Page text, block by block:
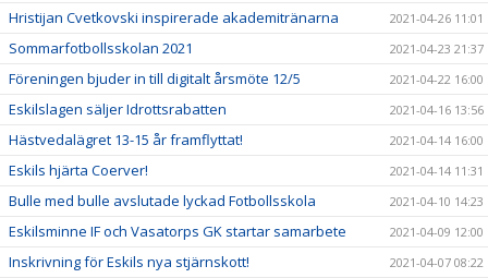
Hristijan Cvetkovski inspirerade akademitränarna 2021-04-26 11:01
Sommarfotbollsskolan 2021 2021-04-23 21:37
Föreningen bjuder in till digitalt årsmöte 12/5 2021-04-22 16:00
Eskilslagen säljer Idrottsrabatten 2021-04-16 13:56
Hästvedalägret 13-15 år framflyttat! 2021-04-14 16:00
Eskils hjärta Coerver! 2021-04-14 11:31
Bulle med bulle avslutade lyckad Fotbollsskola 2021-04-10 14:23
Eskilsminne IF och Vasatorps GK startar samarbete 2021-04-09 12:00
Inskrivning för Eskils nya stjärnskott! 2021-04-07 08:22